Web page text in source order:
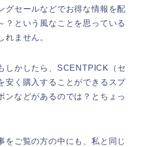
グセールなどでお得な情報を配
？という風なことを思っている
れません。
しかしたら、SCENTPICK（セ
安く購入することができるスプ
ンなどがあるのでは？とちょっ
をご覧の方の中にも、私と同じ